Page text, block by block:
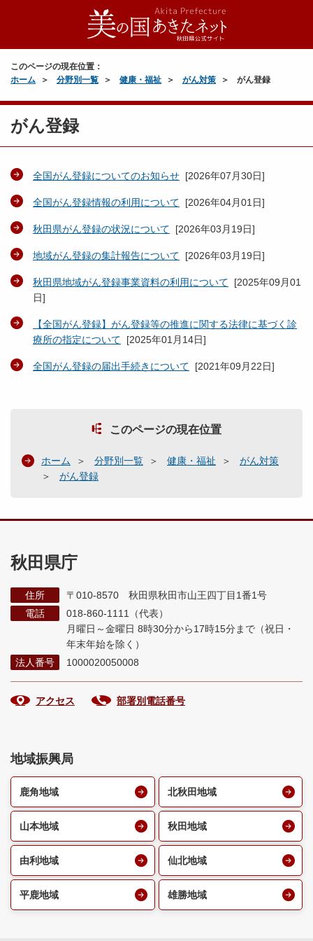
このページの現在位置：
ホーム
分野別一覧 健康・福祉 がん対策 がん登録
がん登録
全国がん登録についてのお知らせ [2026年07月30日]
全国がん登録情報の利用について [2026年04月01日]
秋田県がん登録の状況について [2026年03月19日]
地域がん登録の集計報告について [2026年03月19日]
秋田県地域がん登録事業資料の利用について [2025年09月01
日]
【全国がん登録】がん登録等の推進に関する法律に基づく診
療所の指定について [2025年01月14日]
全国がん登録の届出手続きについて [2021年09月22日]
このページの現在位置
ホーム 分野別一覧 健康・福祉
がん対策
がん登録
秋田県庁
住所
〒010-8570 秋田県秋田市山王四丁目1番1号
電話
018-860-1111（代表）
月曜日～金曜日 8時30分から17時15分まで （祝日・
年末年始を除く）
法人番号
1000020050008
アクセス 部署別電話番号
地域振興局
鹿角地域 北秋田地域
山本地域 秋田地域
由利地域 仙北地域
平鹿地域 雄勝地域